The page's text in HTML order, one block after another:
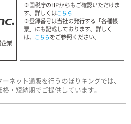
業
※国税庁のHPからもご確認いただけま
す。詳しくはこちら
※登録番号は当社の発行する「各種帳
票」にも記載しております。詳しく
は、 こちらをご参照ください。
ネット通販を行うのぼりキングでは、
・短納期でご提供しています。